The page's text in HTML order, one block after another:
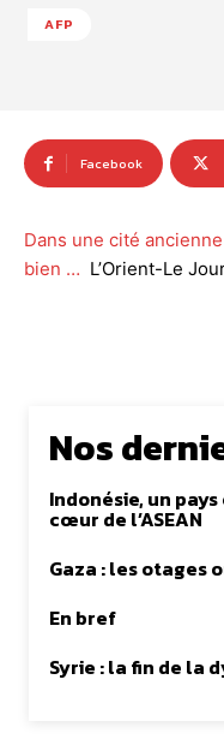
AFP
Facebook
Dans une cité
bien … L’Orient-Le
Nos
Indonésie, un
cœur de l’ASEAN
Gaza : les otages
En bref
Syrie : la fin de la